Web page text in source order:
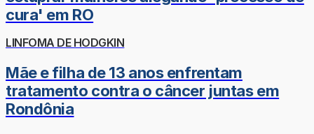
cura' em RO
LINFOMA DE HODGKIN
Mãe e filha de 13 anos enfrentam
tratamento contra o câncer juntas em
Rondônia